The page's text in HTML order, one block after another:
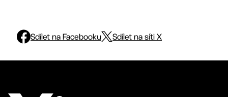
Sdílet na Facebooku Sdílet na síti X